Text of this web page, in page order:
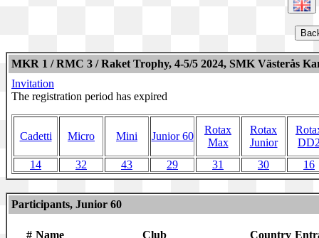
MKR 1 / RMC 3 / Raket Trophy, 4-5/5 2024, SMK Västerås
Invitation
The registration period has expired
Cadetti Micro Mini Junior 60
Rotax
Max
Rotax
Junior
14
32 43 29 31 30 16
Participants, Junior 60
# Name Club Country